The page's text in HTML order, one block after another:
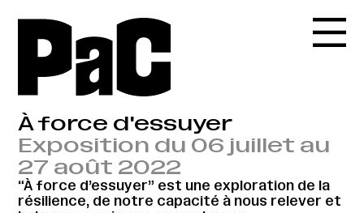
À force d'essuyer
Exposition du 06 juillet au
27 août 2022
“À force d’essuyer” est une exploration de la
résilience, de notre capacité à nous relever et